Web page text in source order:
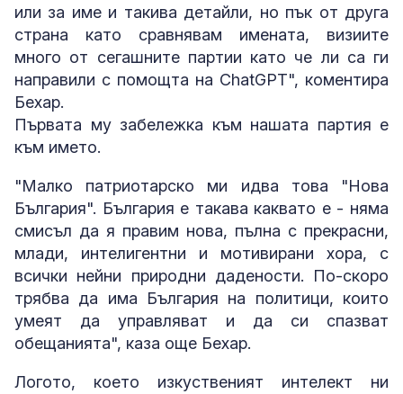
или за име и такива детайли, но пък от друга
страна като сравнявам имената, визиите
много от сегашните партии като че ли са ги
направили с помощта на ChatGPT", коментира
Бехар.
Първата му забележка към нашата партия е
към името.
"Малко патриотарско ми идва това "Нова
България". България е такава каквато е - няма
смисъл да я правим нова, пълна с прекрасни,
млади, интелигентни и мотивирани хора, с
всички нейни природни дадености. По-скоро
трябва да има България на политици, които
умеят да управляват и да си спазват
обещанията", каза още Бехар.
Логото, което изкуственият интелект ни